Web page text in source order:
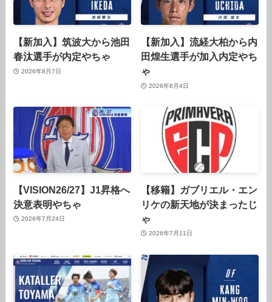
【新加入】筑波大から池田
春汰選手が内定やちゃ
2026年8月7日
【新加入】流経大柏から内
田煌生選手が加入内定やち
ゃ
2026年8月4日
【VISION26/27】J1昇格へ
決意表明やちゃ
2026年7月24日
【移籍】ガブリエル・エン
リケの新天地が決まったじ
ゃ
2026年7月11日